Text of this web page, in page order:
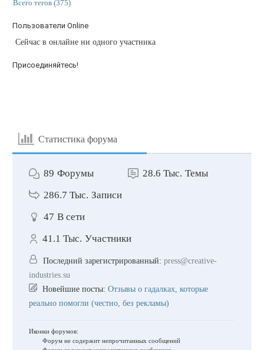
Всего тегов (375)
Пользователи Online
Сейчас в онлайне ни одного участника
Присоединяйтесь!
Статистика форума
89 Форумы 28.6 Тыс. Темы
286.7 Тыс. Записи
47 В сети
41.1 Тыс. Участники
Последний зарегистрированный: press@creative-
industries.su
Новейшие посты: Отзывы о гадалках, которые
реально помогли (честно, без рекламы)
Иконки форумов:
Форум не содержит непрочитанных сообщений